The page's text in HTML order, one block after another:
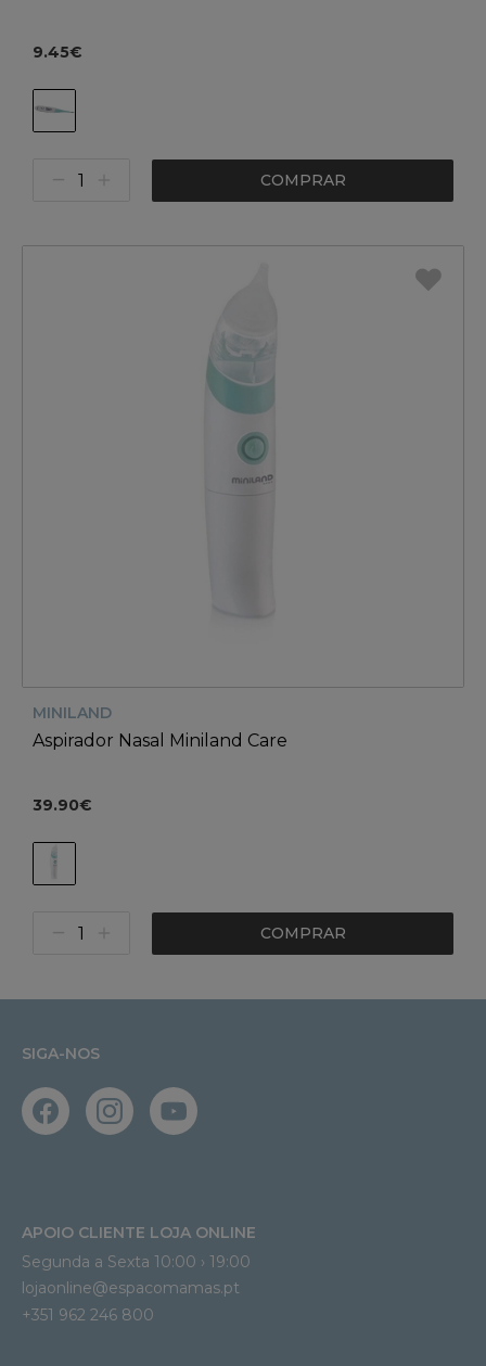
9.45€
COMPRAR
MINILAND
Aspirador Nasal Miniland Care
39.90€
COMPRAR
SIGA-NOS
APOIO CLIENTE LOJA ONLINE
Segunda a Sexta 10:00 › 19:00
lojaonline@espacomamas.pt
+351 962 246 800